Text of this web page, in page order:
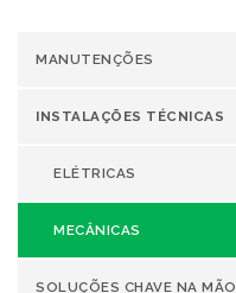
MANUTENÇÕES
INSTALAÇÕES TÉCNICAS
ELÉTRICAS
MECÂNICAS
SOLUÇÕES CHAVE NA MÃO